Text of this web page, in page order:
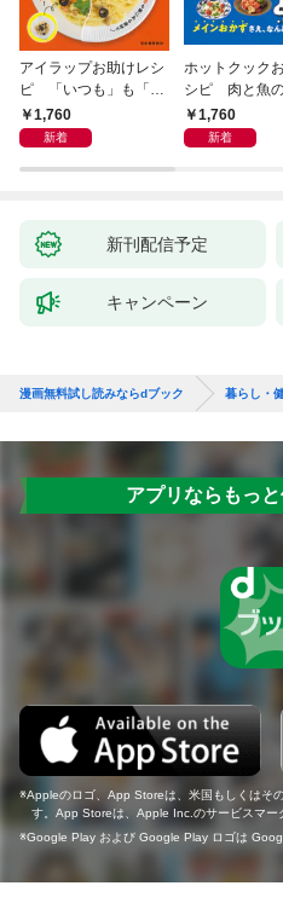
アイラップお助けレシ
ピ 「いつも」も「も
しも」もおいしい！
1,760
新着
ホットクック
シピ 肉と魚
ず 少ない材料
料で、あとはス
1,760
新着
新刊配信予定
キャンペーン
漫画無料試し読みならdブック 暮らし・
アプリならもっ
Appleのロゴ、App Storeは、米国もしくはそ
す。App Storeは、Apple Inc.のサービスマー
Google Play および Google Play ロゴは